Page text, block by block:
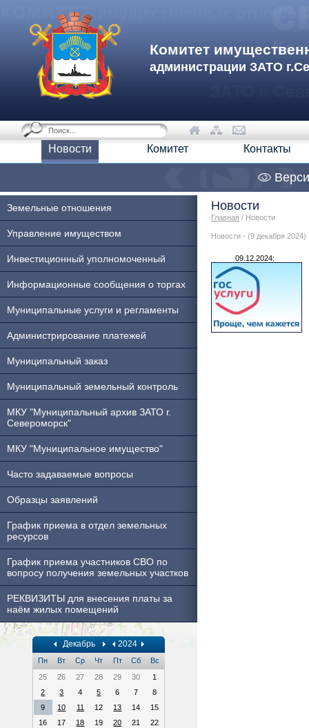
Комитет
администрации ЗАТО
Новости Комитет Контакты
Земельные отношения
Управление имуществом
Инвестиционный уполномоченный
Информационные сообщения о торгах
Муниципальные услуги и регламенты
Администрирование платежей
Муниципальный заказ
Муниципальный земельный контроль
МКУ "Муниципальный архив ЗАТО г.
Североморск"
МКУ "Муниципальное имущество"
Часто задаваемые вопросы
Образцы заявлений
График приема в отдел земельных
ресурсов
График приема участников СВО по
вопросу получения земельных участков
РЕКВИЗИТЫ для внесения платы за
наём жилых помещений
Декабрь 2024
Пн Вт Ср Чт Пт Сб
Вс
25
26 27 28 29 30
1
2
3 4 5 6 7
8
9
10 11 12 13 14
15
16
17 18 19 20 21
22
Новости
Главная / Новости
Новости - (9 декабря 2024)
09.12.2024: